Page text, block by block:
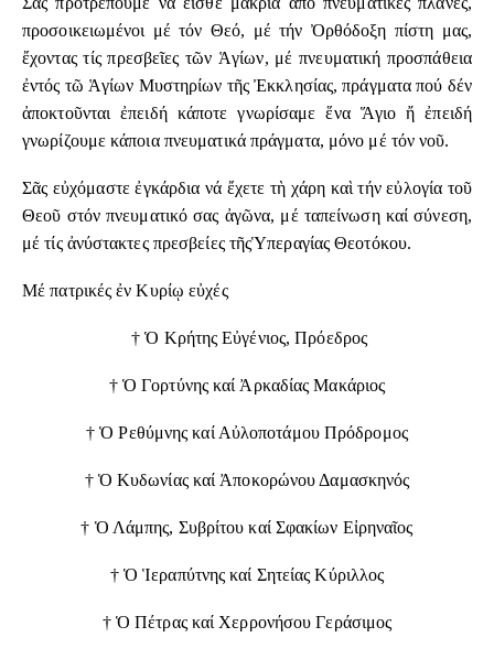
προσοικειωμένοι μέ τόν Θεό, μέ τήν Ὀρθόδοξη πίστη μας,
ἔχοντας τίς πρεσβεῖες τῶν Ἁγίων, μέ πνευματική προσπάθεια
ἐντός τῶ Ἁγίων Μυστηρίων τῆς Ἐκκλησίας, πράγματα πού δέν
ἀποκτοῦνται ἐπειδή κάποτε γνωρίσαμε ἕνα Ἅγιο ἤ ἐπειδή
γνωρίζουμε κάποια πνευματικά πράγματα, μόνο μέ τόν νοῦ.
Σᾶς εὐχόμαστε ἐγκάρδια νά ἔχετε τὴ χάρη καὶ τήν εὐλογία τοῦ
Θεοῦ στόν πνευματικό σας ἀγῶνα, μέ ταπείνωση καί σύνεση,
μέ τίς ἀνύστακτες πρεσβείες τῆςὙπεραγίας Θεοτόκου.
Μέ πατρικές ἐν Κυρίῳ εὐχές
† Ὁ Κρήτης Εὐγένιος, Πρόεδρος
† Ὁ Γορτύνης καί Ἀρκαδίας Μακάριος
† Ὁ Ρεθύμνης καί Αὐλοποτάμου Πρόδρομος
† Ὁ Κυδωνίας καί Ἀπoκoρώνoυ Δαμασκηνός
† Ὁ Λάμπης, Συβρίτου καί Σφακίων Εἰρηναῖος
† Ὁ Ἱεραπύτνης καί Σητείας Κύριλλος
† Ὁ Πέτρας καί Χερρονήσου Γεράσιμος